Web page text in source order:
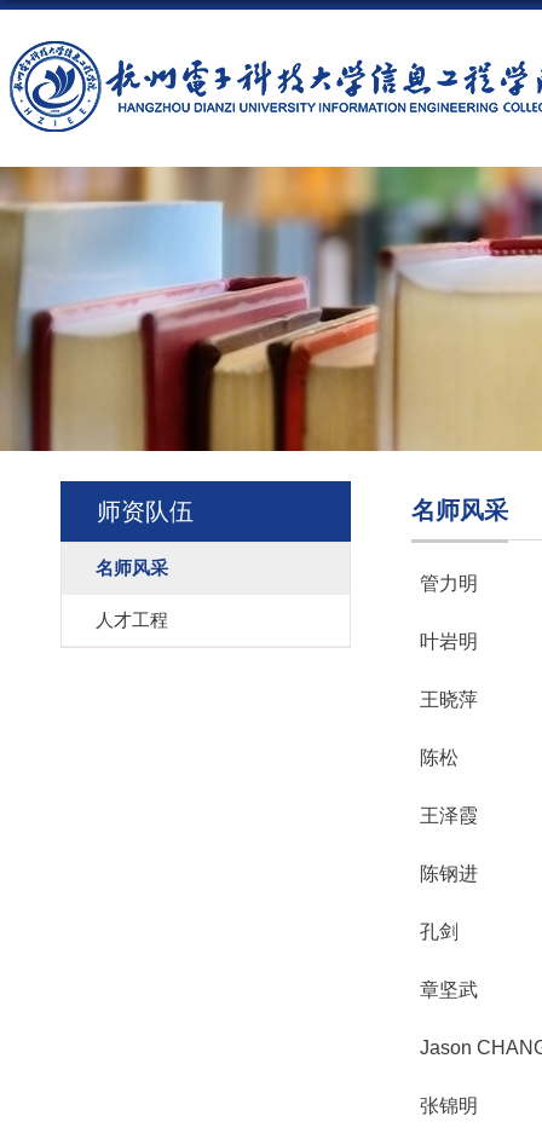
师资队伍
名师风采
人才工程
名师风采
管力明
​叶岩明
王晓萍
陈松
王泽霞
陈钢进
孔剑
章坚武
Jason
​张锦明